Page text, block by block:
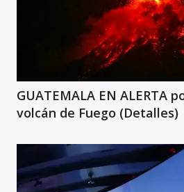
GUATEMALA EN ALERTA
volcán de Fuego (Detalles)